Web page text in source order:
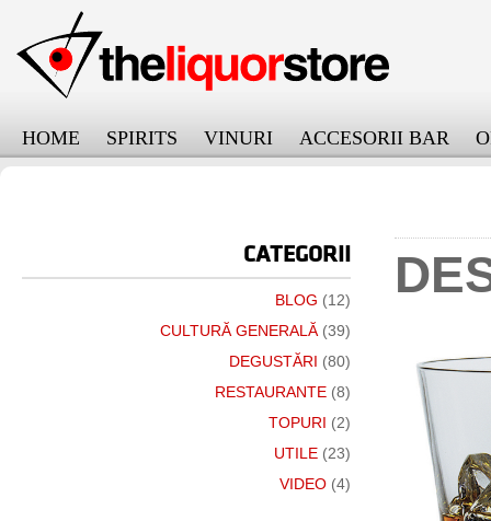
HOME SPIRITS VINURI ACCESORII BAR
CATEGORII
BLOG (12)
CULTURĂ GENERALĂ (39)
DEGUSTĂRI (80)
RESTAURANTE (8)
TOPURI (2)
UTILE (23)
VIDEO (4)